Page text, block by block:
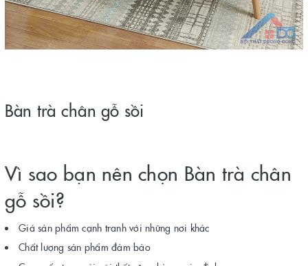
Bàn trà chân gỗ sồi
Vì sao bạn nên chọn Bàn trà chân
gỗ sồi?
Giá sản phẩm cạnh tranh với những nơi khác
Chất lượng sản phẩm đảm bảo